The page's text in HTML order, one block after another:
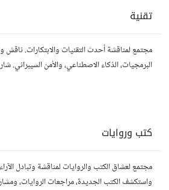
تقنية
مجتمع لمناقشة أحدث التقنيات والابتكارات. ناقش
البرمجيات، الذكاء الاصطناعي، والأمن السيبراني.
كتب وروايات
مجتمع لعشاق الكتب والروايات لمناقشة وتبادل
واستكشف الكتب الجديدة، مراجعات الروايات،